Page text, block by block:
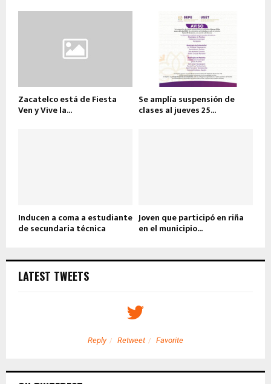
Zacatelco está de Fiesta
Ven y Vive la...
Se amplía suspensión de
clases al jueves 25...
Inducen a coma a estudiante
de secundaria técnica
Joven que participó en riña
en el municipio...
LATEST TWEETS
Reply Retweet Favorite